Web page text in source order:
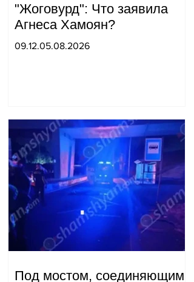
"Жоговурд": Что заявила
Агнеса Хамоян?
09.12.05.08.2026
Под мостом, соединяющим